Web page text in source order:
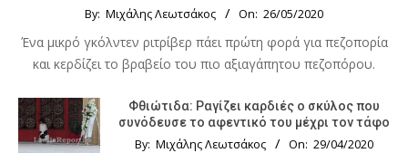
By: Μιχάλης Λεωτσάκος On: 26/05/2020
Ένα μικρό γκόλντεν ριτρίβερ πάει πρώτη φορά για πεζοπορία
και κερδίζει το βραβείο του πιο αξιαγάπητου πεζοπόρου.
Φθιώτιδα: Ραγίζει καρδιές ο σκύλος που
συνόδευσε το αφεντικό του μέχρι τον τάφο
By: Μιχάλης Λεωτσάκος On: 29/04/2020